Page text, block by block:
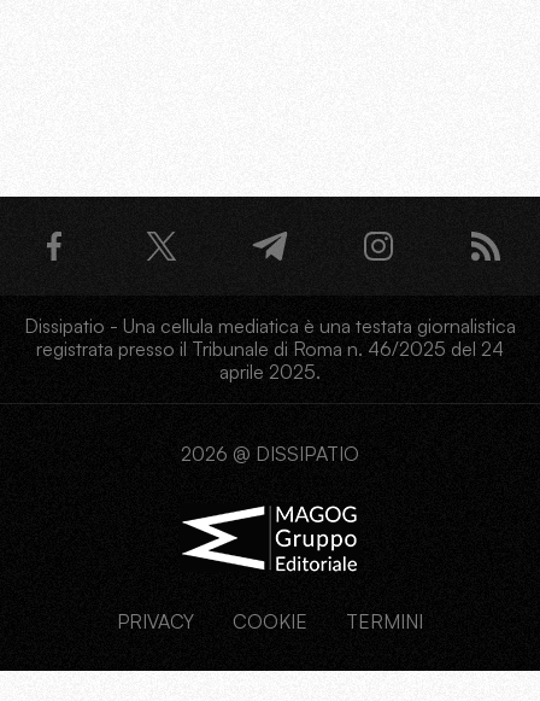
Dissipatio - Una cellula mediatica è una testata giornalistica
registrata presso il Tribunale di Roma n. 46/2025 del 24
aprile 2025.
2026 @ DISSIPATIO
PRIVACY COOKIE TERMINI